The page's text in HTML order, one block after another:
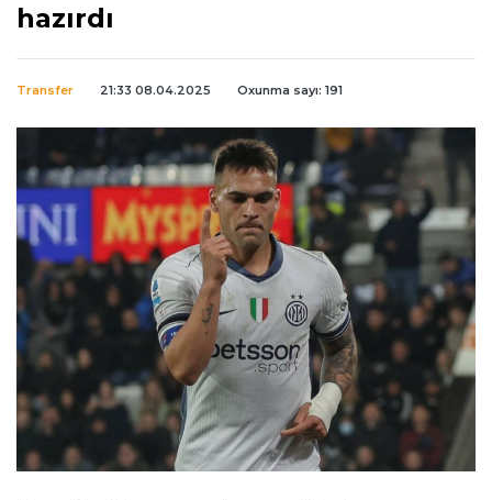
hazırdı
Transfer 21:33 08.04.2025 Oxunma sayı: 191